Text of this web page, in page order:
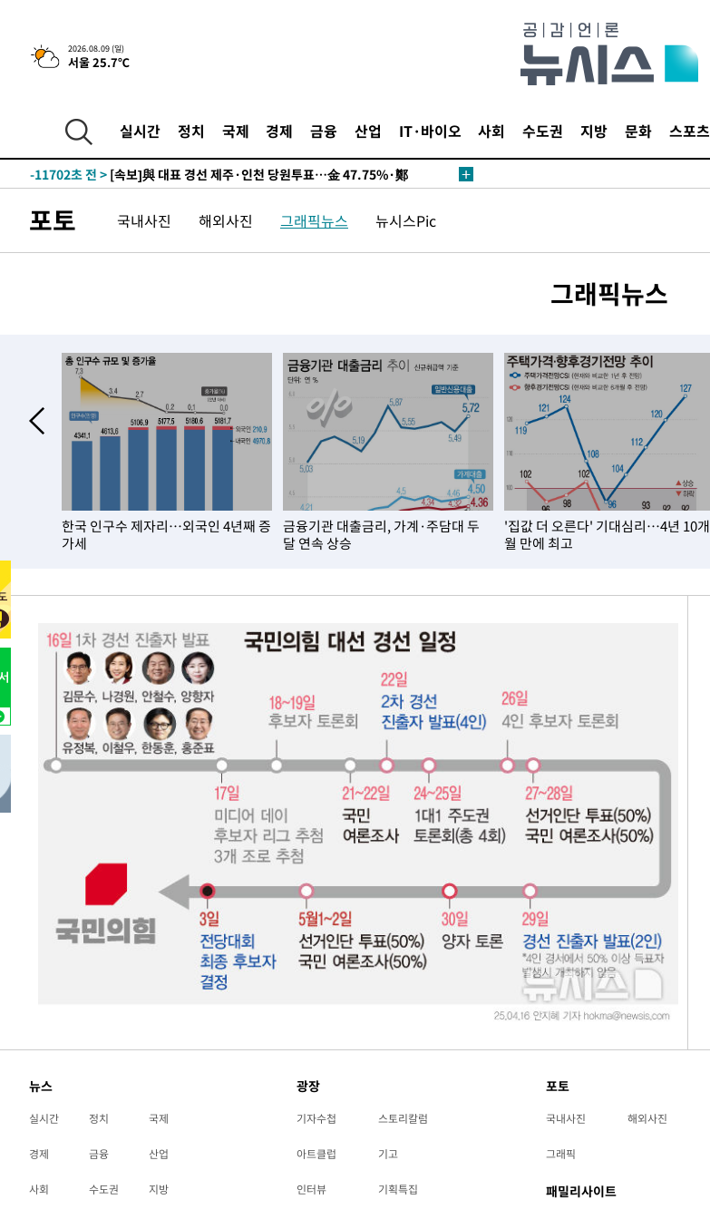
2026.08.09 (일)
서울 25.7℃
실시간 정치 국제 경제 금융 산업 IT·바이오 사회 수도권 지방 문화 스포츠
10시간 전 > [속보]뉴욕증시 상승 마감…S&P 0.6% 나스닥 1.3%↑
-12467초 전 >
[속보]與최고위원 제주·인천 순회경선…박선원·최민희·서미화·
한민수·김용 순
-12420초 전 >
청래 44.56%
-11702초 전 > [속보]與 대표 경선 제주·인천 당원투표…金 47.75%·鄭
것"
-11171초 전 >
[속보]與 당대표 경선, 제주·인천 권리당원 투표 김민석 승리
-4945초 전 >낮 최고 35도 '무더위'…동해안 시간당 30㎜ '강한 비'[내일날씨]
51분 전 >강릉에 시간당 81.4㎜ 물폭탄…도로 잠기고 담벼락 붕괴
1시간 전 >백운산서 80년근 천종산삼 9뿌리 발견…감정가 1.3억원
2시간 전 >선재도서 해루질 나섰다 실종 60대, 닷새 만에 숨진 채 발견
3시간 전 >남자 농구, 나고야 아시안게임서 '홈팀' 일본과 한일전
여수 오동도 해상서 모터보트 전복…1명 사망·1명 실종
축구협회 "압수수색·성접대 논란 사과…쇄신의 기회로 삼겠다"
5시간 전 >[속보]'압수수색·성접대 논란' 축구협회 "실망과 걱정 안겨드려 죄송"
8시간 전 >'최고 37도' 폭염 지속…강원동해안 최대 150㎜ 비
-12467초 전 >[속보]與최고위원 제주·인천 순회경선…박선원·최민희·서미화·
한민수·김용 순
-12420초 전 >[속보]김민석, 與 전대 당원투표 누적 득표율 45.42%로 1위… 정
청래 44.56%
-11702초 전 > [속보]與 대표 경선 제주·인천 당원투표…金 47.75%·鄭
42.08%·宋 10.17%
-11236초 전 > 이강인 "아틀레티코 이적 기뻐…등번호 7번 의미보단 팀 위해 뛸
-11171초 전 > [속보]與 당대표 경선, 제주·인천 권리당원 투표 김민석 승리
-4945초 전 >낮 최고 35도 '무더위'…동해안 시간당 30㎜ '강한 비'[내일날씨]
[속보]이강인 "감독님이 원하는 마음 느꼈고, 많은 트로피 원해 아틀
수도권 40도 육박 '펄펄'…동해안 일부 지역엔 호의주의보
온열질환 사망자 3명 늘어…누적 환자 3000명 돌파
강릉에 시간당 81.4㎜ 물폭탄…도로 잠기고 담벼락 붕괴
백운산서 80년근 천종산삼 9뿌리 발견…감정가 1.3억원
선재도서 해루질 나섰다 실종 60대, 닷새 만에 숨진 채 발견
3시간 전 >남자 농구, 나고야 아시안게임서 '홈팀' 일본과 한일전
여수 오동도 해상서 모터보트 전복…1명 사망·1명 실종
극한폭염 한풀 꺾이지만…'낮 최고 35도' 무더위, 열대야 계속[다음주
10시간 전 >
[속보]뉴욕증시 상승 마감…S&P 0.6% 나스닥 1.3%↑
포토 국내사진 해외사진 그래픽뉴스 뉴시스Pic
그래픽뉴스
한국 인구수 제자리…외국인 4년째 증
가세
금융기관 대출금리, 가계·주담대 두
달 연속 상승
'집값 더 오른다' 기대심리…4년 10개
월 만에 최고
뉴스
실시간 정치 국제
경제 금융 산업
사회 수도권 지방
광장
기자수첩 스토리칼럼
아트클럽 기고
인터뷰 기획특집
포토
국내사진 해외사진
그래픽
패밀리사이트